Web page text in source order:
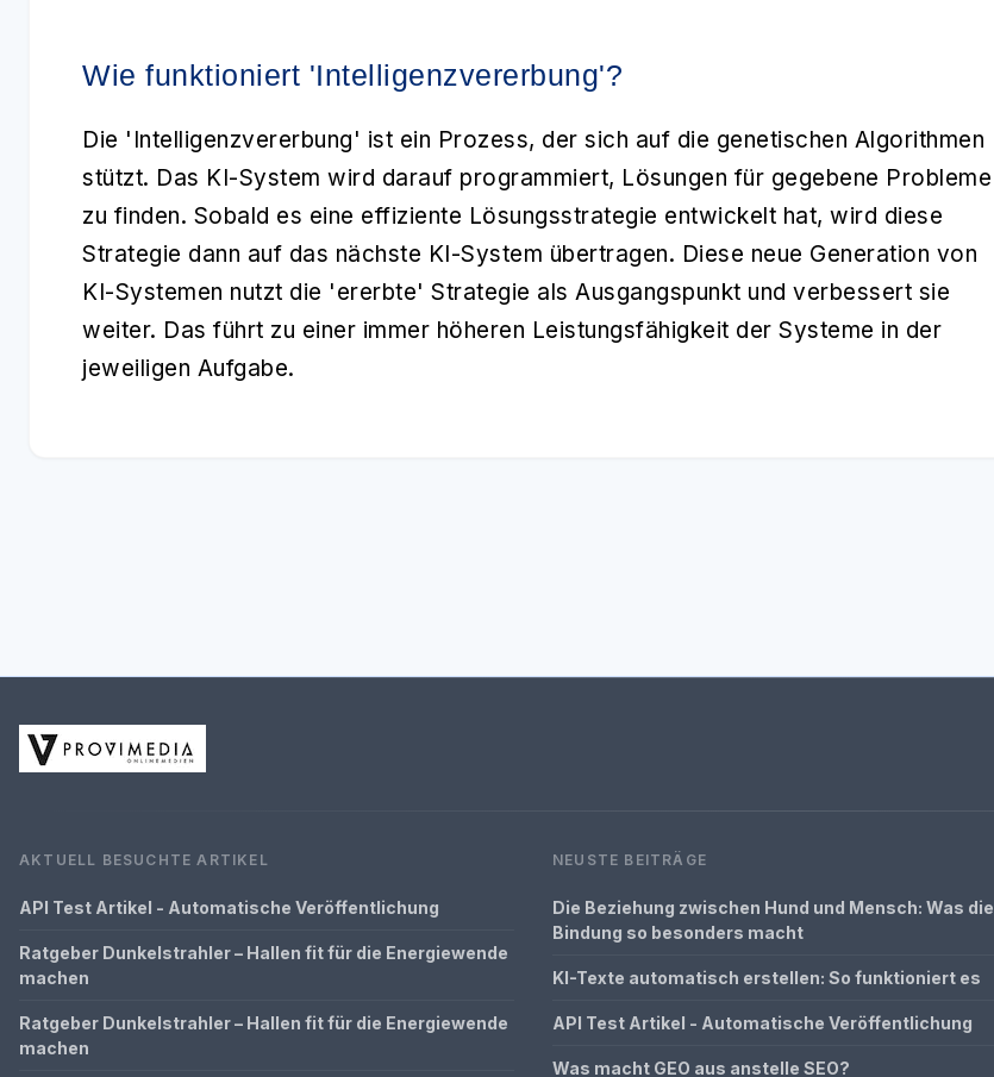
Wie funktioniert 'Intelligenzvererbung'?
Die 'Intelligenzvererbung' ist ein Prozess, der sich auf die genetischen Algorithmen
stützt. Das KI-System wird darauf programmiert, Lösungen für gegebene Probleme
zu finden. Sobald es eine effiziente Lösungsstrategie entwickelt hat, wird diese
Strategie dann auf das nächste KI-System übertragen. Diese neue Generation von
KI-Systemen nutzt die 'ererbte' Strategie als Ausgangspunkt und verbessert sie
weiter. Das führt zu einer immer höheren Leistungsfähigkeit der Systeme in der
jeweiligen Aufgabe.
AKTUELL BESUCHTE ARTIKEL
API Test Artikel - Automatische Veröffentlichung
Ratgeber Dunkelstrahler – Hallen fit für die Energiewende
machen
Ratgeber Dunkelstrahler – Hallen fit für die Energiewende
machen
NEUSTE BEITRÄGE
Die Beziehung zwischen Hund und Mensch: Was die
Bindung so besonders macht
KI-Texte automatisch erstellen: So funktioniert es
API Test Artikel - Automatische Veröffentlichung
Was macht GEO aus anstelle SEO?